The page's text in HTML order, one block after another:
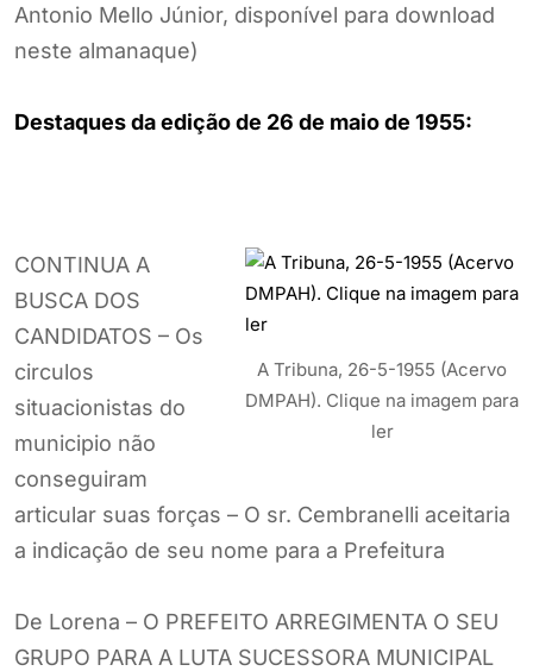
Antonio Mello Júnior, disponível para download
neste almanaque)
Destaques da edição de 26 de maio de 1955:
A Tribuna, 26-5-1955 (Acervo
DMPAH). Clique na imagem para
ler
CONTINUA A
BUSCA DOS
CANDIDATOS – Os
circulos
situacionistas do
municipio não
conseguiram
articular suas forças – O sr. Cembranelli aceitaria
a indicação de seu nome para a Prefeitura
De Lorena – O PREFEITO ARREGIMENTA O SEU
GRUPO PARA A LUTA SUCESSORA MUNICIPAL